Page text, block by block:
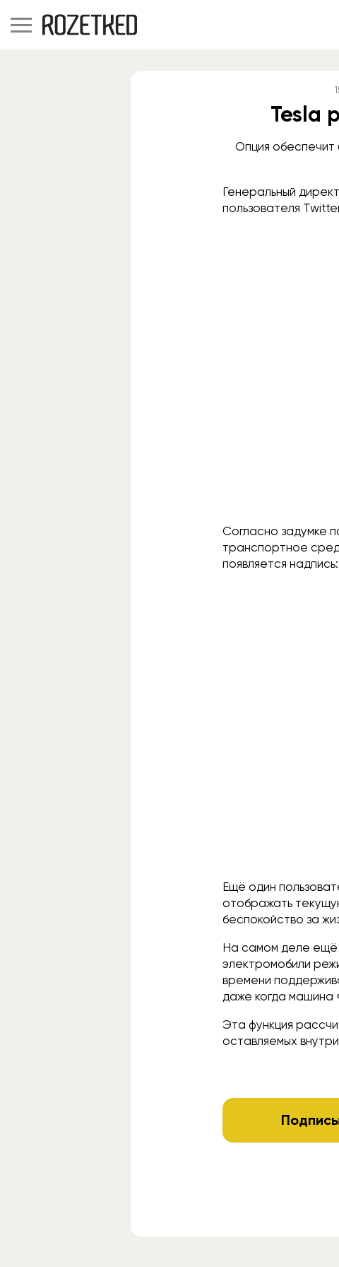
Tesla
Опция обеспечит
Генеральный
пользователя
Согласно задумке
транспортное
появляется
Ещё один
отображать
беспокойство за
На самом деле ещё
электромобили
времени
даже когда машина
Эта функция
оставляемых